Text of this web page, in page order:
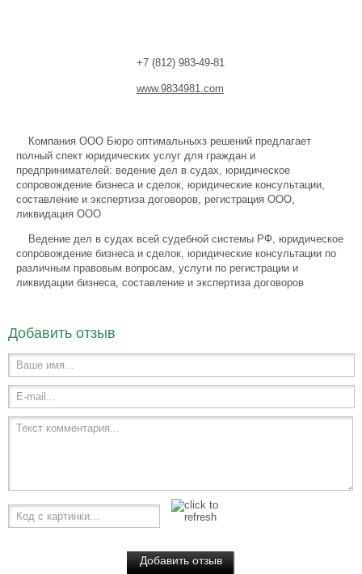
+7 (812) 983-49-81
www.9834981.com
Компания ООО Бюро оптимальныхз решений предлагает
полный спект юридических услуг для граждан и
предпринимателей: ведение дел в судах, юридическое
сопровождение бизнеса и сделок, юридические консультации,
составление и экспертиза договоров, регистрация ООО,
ликвидация ООО
Ведение дел в судах всей судебной системы РФ, юридическое
сопровождение бизнеса и сделок, юридические консультации по
различным правовым вопросам, услуги по регистрации и
ликвидации бизнеса, составление и экспертиза договоров
Добавить отзыв
Ваше имя...
E-mail...
Текст комментария...
Код с картинки...